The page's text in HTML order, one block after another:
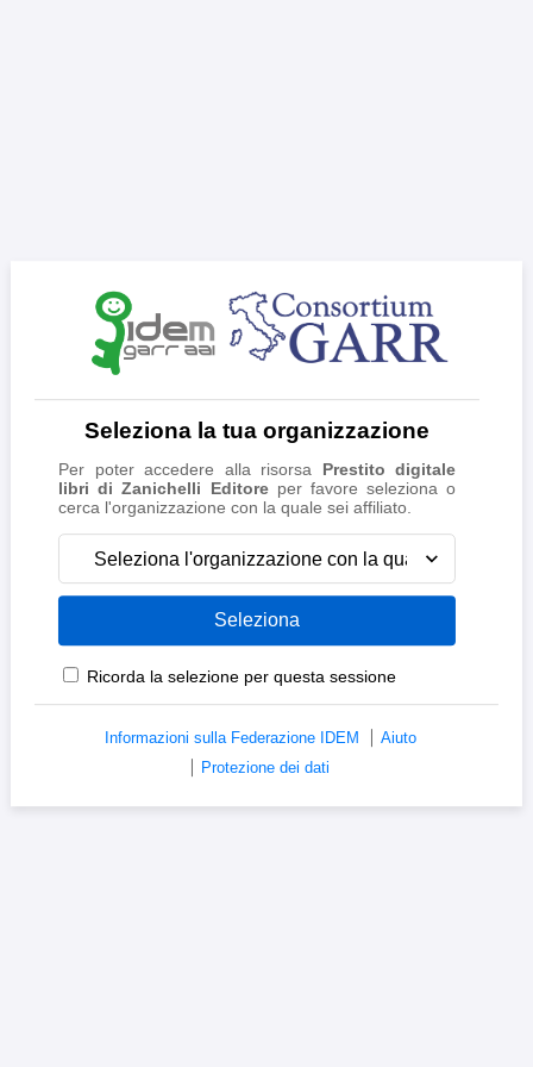
Seleziona la tua organizzazione
Per poter accedere alla risorsa Prestito digitale
libri di Zanichelli Editoreper favore seleziona o
cerca l'organizzazione con la quale sei affiliato.
Seleziona l'organizzazione con la quale sei affiliato
Ricorda la selezione per questa sessione
Informazioni sulla Federazione IDEM
Aiuto
Protezione dei dati